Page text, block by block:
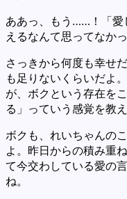
ああっ、もう……！「愛
えるなんて思ってなかっ
さっきから何度も幸せ
も足りないくらいだよ
が、ボクという存在を
る」っていう感覚を教え
ボクも、れいちゃんの
よ。昨日からの積み重
て今交わしている愛の
ね。